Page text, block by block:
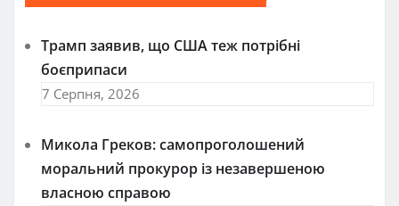
Трамп заявив, що США теж потрібні
боєприпаси
7 Серпня, 2026
Микола Греков: самопроголошений
моральний прокурор із незавершеною
власною справою